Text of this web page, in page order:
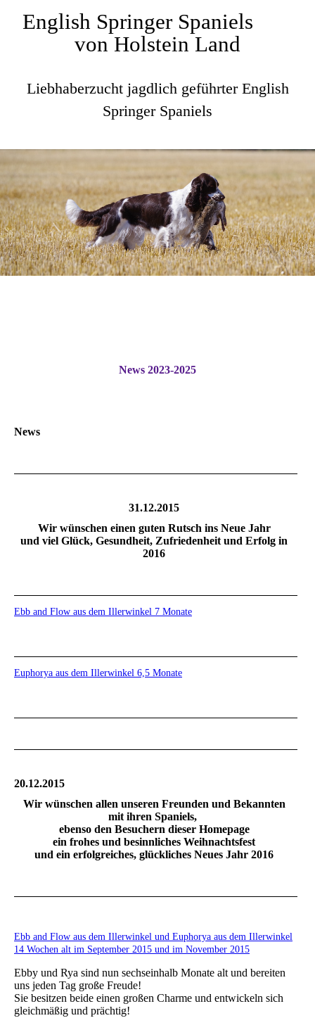
English Springer Spaniels
von Holstein Land
Liebhaberzucht jagdlich geführter English
Springer Spaniels
News 2023-2025
News
31.12.2015
Wir wünschen einen guten Rutsch ins Neue Jahr
und viel Glück, Gesundheit, Zufriedenheit und Erfolg in
2016
Ebb and Flow aus dem Illerwinkel 7 Monate
Euphorya aus dem Illerwinkel 6,5 Monate
20.12.2015
Wir wünschen allen unseren Freunden und Bekannten
mit ihren Spaniels,
ebenso den Besuchern dieser Homepage
ein frohes und besinnliches Weihnachtsfest
und ein erfolgreiches, glückliches Neues Jahr 2016
Ebb and Flow aus dem Illerwinkel und Euphorya aus dem Illerwinkel
14 Wochen alt im September 2015 und im November 2015
Ebby und Rya sind nun sechseinhalb Monate alt und bereiten
uns jeden Tag große Freude!
Sie besitzen beide einen großen Charme und entwickeln sich
gleichmäßig und prächtig!